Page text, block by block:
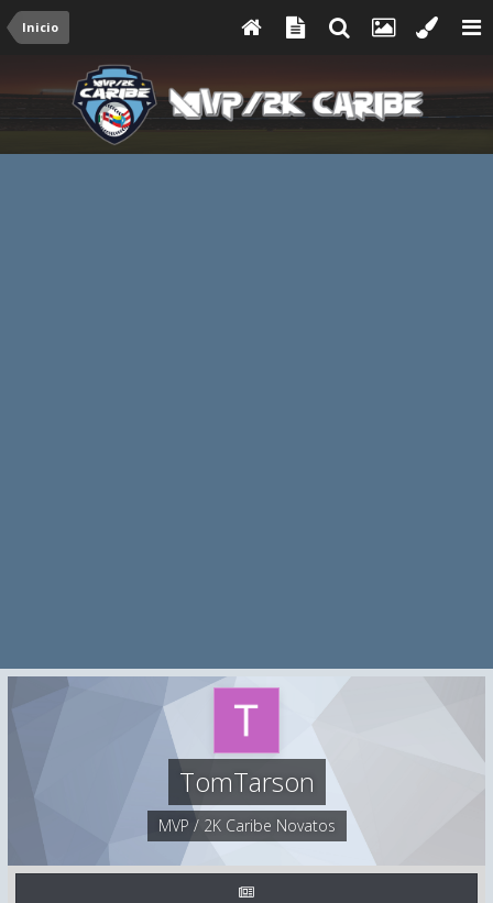
Inicio
TomTarson
MVP / 2K Caribe Novatos